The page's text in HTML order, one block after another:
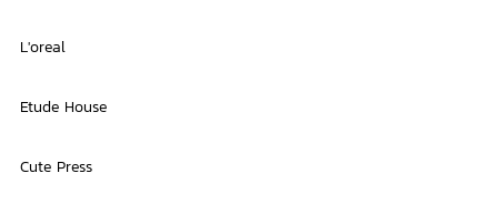
L'oreal
Etude House
Cute Press